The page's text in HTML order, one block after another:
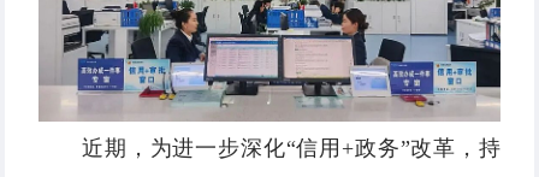
近期，为进一步深化“信用+政务”改革，持